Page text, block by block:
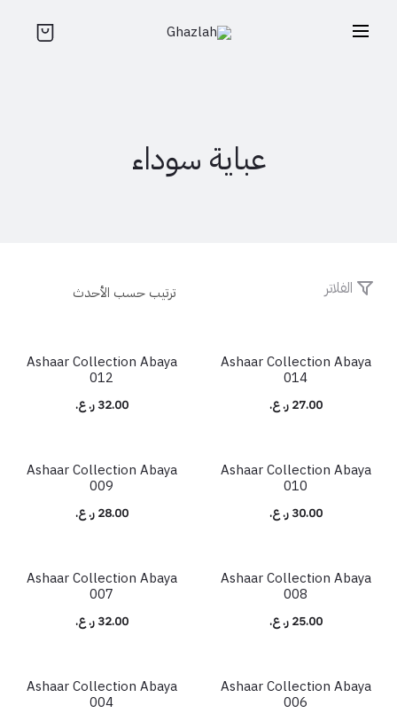
عباية سوداء
الفلاتر
شائع
Ashaar Collection Abaya
014
27.00 ر. ع.
Ashaar Collection Abaya
012
32.00 ر. ع.
Ashaar Collection Abaya
010
30.00 ر. ع.
Ashaar Collection Abaya
009
28.00 ر. ع.
Ashaar Collection Abaya
008
25.00 ر. ع.
Ashaar Collection Abaya
007
32.00 ر. ع.
شائع
Ashaar Collection Abaya
006
Ashaar Collection Abaya
004